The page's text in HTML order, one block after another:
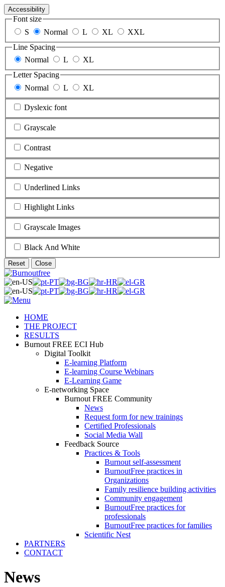
Accessibility
Font size
S
Normal L XL
XXL
Line Spacing
Normal
L
XL
Letter Spacing
Normal
L XL
Dyslexic font
Grayscale
Contrast
Negative
Underlined Links
Highlight Links
Grayscale Images
Black And White
Reset Close
HOME
THE PROJECT
RESULTS
Burnout FREE ECI Hub
Digital Toolkit
E-learning Platform
E-learning Course Webinars
E-Learning Game
E-networking Space
Burnout FREE Community
News
Request form for new trainings
Certified Professionals
Social Media Wall
Feedback Source
Practices & Tools
Burnout self-assessment
BurnoutFree practices in
Organizations
Family resilience building activities
Community engagement
BurnoutFree practices for
professionals
BurnoutFree practices for families
Scientific Nest
PARTNERS
CONTACT
News